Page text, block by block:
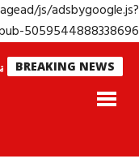
js/
pub-
BREAKING NEWS
لا ينامون جولة الرئيس